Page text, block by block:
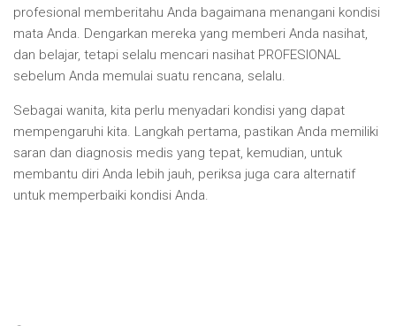
profesional memberitahu Anda bagaimana menangani kondisi
mata Anda. Dengarkan mereka yang memberi Anda nasihat,
dan belajar, tetapi selalu mencari nasihat PROFESIONAL
sebelum Anda memulai suatu rencana, selalu.
Sebagai wanita, kita perlu menyadari kondisi yang dapat
mempengaruhi kita. Langkah pertama, pastikan Anda memiliki
saran dan diagnosis medis yang tepat, kemudian, untuk
membantu diri Anda lebih jauh, periksa juga cara alternatif
untuk memperbaiki kondisi Anda.